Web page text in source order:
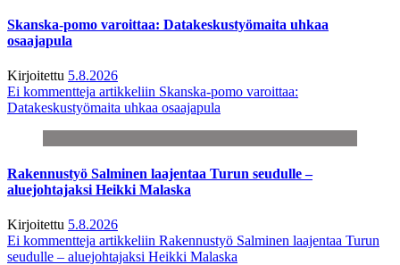
Skanska-pomo varoittaa: Datakeskustyömaita uhkaa
osaajapula
Kirjoitettu 5.8.2026
Ei kommentteja artikkeliin Skanska-pomo varoittaa:
Datakeskustyömaita uhkaa osaajapula
Rakennustyö Salminen laajentaa Turun seudulle –
aluejohtajaksi Heikki Malaska
Kirjoitettu 5.8.2026
Ei kommentteja artikkeliin Rakennustyö Salminen laajentaa Turun
seudulle – aluejohtajaksi Heikki Malaska